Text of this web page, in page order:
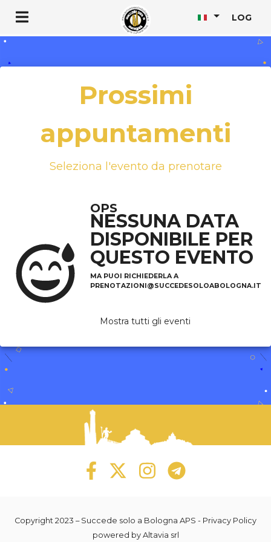
LOG
Prossimi
appuntamenti
Seleziona l'evento da prenotare
OPS
NESSUNA DATA
DISPONIBILE PER
QUESTO EVENTO
MA PUOI RICHIEDERLA A
PRENOTAZIONI@SUCCEDESOLOABOLOGNA.IT
Mostra tutti gli eventi
Copyright 2023 – Succede solo a Bologna APS - Privacy Policy
powered by Altavia srl